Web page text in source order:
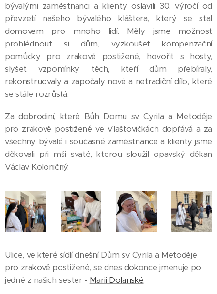
bývalými zaměstnanci a klienty oslavili 30. výročí od
převzetí našeho bývalého kláštera, který se stal
domovem pro mnoho lidí. Měly jsme možnost
prohlédnout si dům, vyzkoušet kompenzační
pomůcky pro zrakově postižené, hovořit s hosty,
slyšet vzpomínky těch, kteří dům přebíraly,
rekonstruovaly a započaly nové a netradiční dílo, které
se stále rozrůstá.
Za dobrodiní, které Bůh Domu sv. Cyrila a Metoděje
pro zrakově postižené ve Vlaštovičkách dopřává a za
všechny bývalé i současné zaměstnance a klienty jsme
děkovali při mši svaté, kterou sloužil opavský děkan
Václav Koloničný.
Ulice, ve které sídlí dnešní Dům sv. Cyrila a Metoděje
pro zrakově postižené, se dnes dokonce jmenuje po
jedné z našich sester - Marii Dolanské.